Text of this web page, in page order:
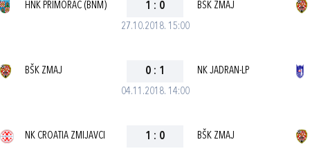
27.10.2018. 15:00
HNK PRIMORAC (BNM) 1 : 0 BŠK ZMAJ
04.11.2018. 14:00
BŠK ZMAJ 0 : 1 NK JADRAN-LP
NK CROATIA ZMIJAVCI 1 : 0 BŠK ZMAJ